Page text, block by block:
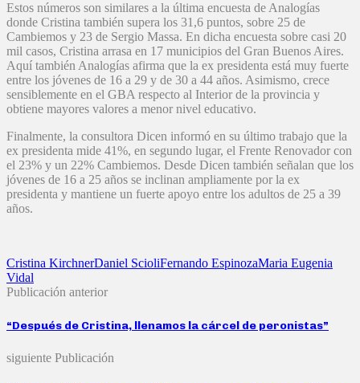
Estos números son similares a la última encuesta de Analogías
donde Cristina también supera los 31,6 puntos, sobre 25 de
Cambiemos y 23 de Sergio Massa. En dicha encuesta sobre casi 20
mil casos, Cristina arrasa en 17 municipios del Gran Buenos Aires.
Aquí también Analogías afirma que la ex presidenta está muy fuerte
entre los jóvenes de 16 a 29 y de 30 a 44 años. Asimismo, crece
sensiblemente en el GBA respecto al Interior de la provincia y
obtiene mayores valores a menor nivel educativo.
Finalmente, la consultora Dicen informó en su último trabajo que la
ex presidenta mide 41%, en segundo lugar, el Frente Renovador con
el 23% y un 22% Cambiemos. Desde Dicen también señalan que los
jóvenes de 16 a 25 años se inclinan ampliamente por la ex
presidenta y mantiene un fuerte apoyo entre los adultos de 25 a 39
años.
Cristina KirchnerDaniel ScioliFernando EspinozaMaria Eugenia
Vidal
Publicación anterior
“Después de Cristina, llenamos la cárcel de peronistas”
siguiente Publicación